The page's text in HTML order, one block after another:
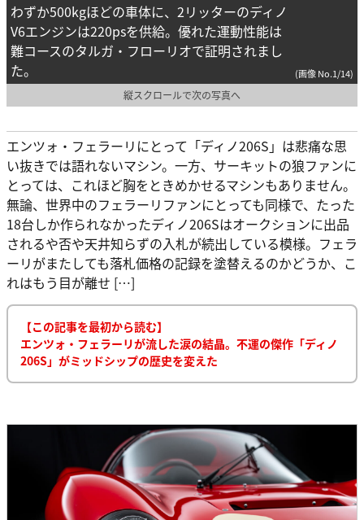
わずか500kgほどの車体に、2リッターのディノ
V6エンジンは220psを供給。優れた運動性能は
難コースのタルガ・フローリオで証明されまし
た。
(画像 No.1/14)
縦スクロールで次の写真へ
エンツォ・フェラーリにとって「ディノ206S」は悲痛な思
い抜きでは語れないマシン。一方、サーキットの狼ファンに
とっては、これほど胸をときめかせるマシンもありません。
無論、世界中のフェラーリファンにとっても同様で、たった
18台しか作られなかったディノ206Sはオークションに出品
されるや否や天井知らずの入札が続出している模様。フェラ
ーリがまたしても落札価格の記録を塗替えるのかどうか、こ
れはもう目が離せ […]
【この記事を最初から読む】
エンツォ・フェラーリが流した涙の結晶。不運の傑作「ディノ
206S」がミッドシップの歴史を変えた